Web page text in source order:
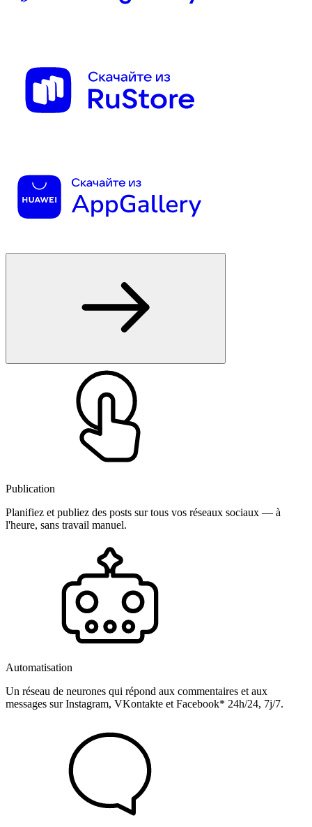
Publication
Planifiez et publiez des posts sur tous vos réseaux sociaux — à
l'heure, sans travail manuel.
Automatisation
Un réseau de neurones qui répond aux commentaires et aux
messages sur Instagram, VKontakte et Facebook* 24h/24, 7j/7.